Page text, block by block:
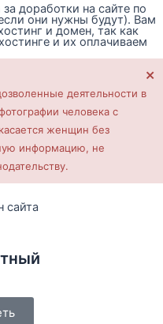
доработки на сайте по
они нужны будут). Вам
и домен, так как
и их оплачиваем
деятельности в
человека с
женщин без
информацию, не
×
сайта